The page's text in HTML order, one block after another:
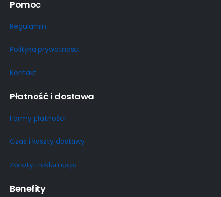
Pomoc
Regulamin
Polityka prywatności
Kontakt
Płatność i dostawa
Formy płatności
Czas i koszty dostawy
Zwroty i reklamacje
Benefity